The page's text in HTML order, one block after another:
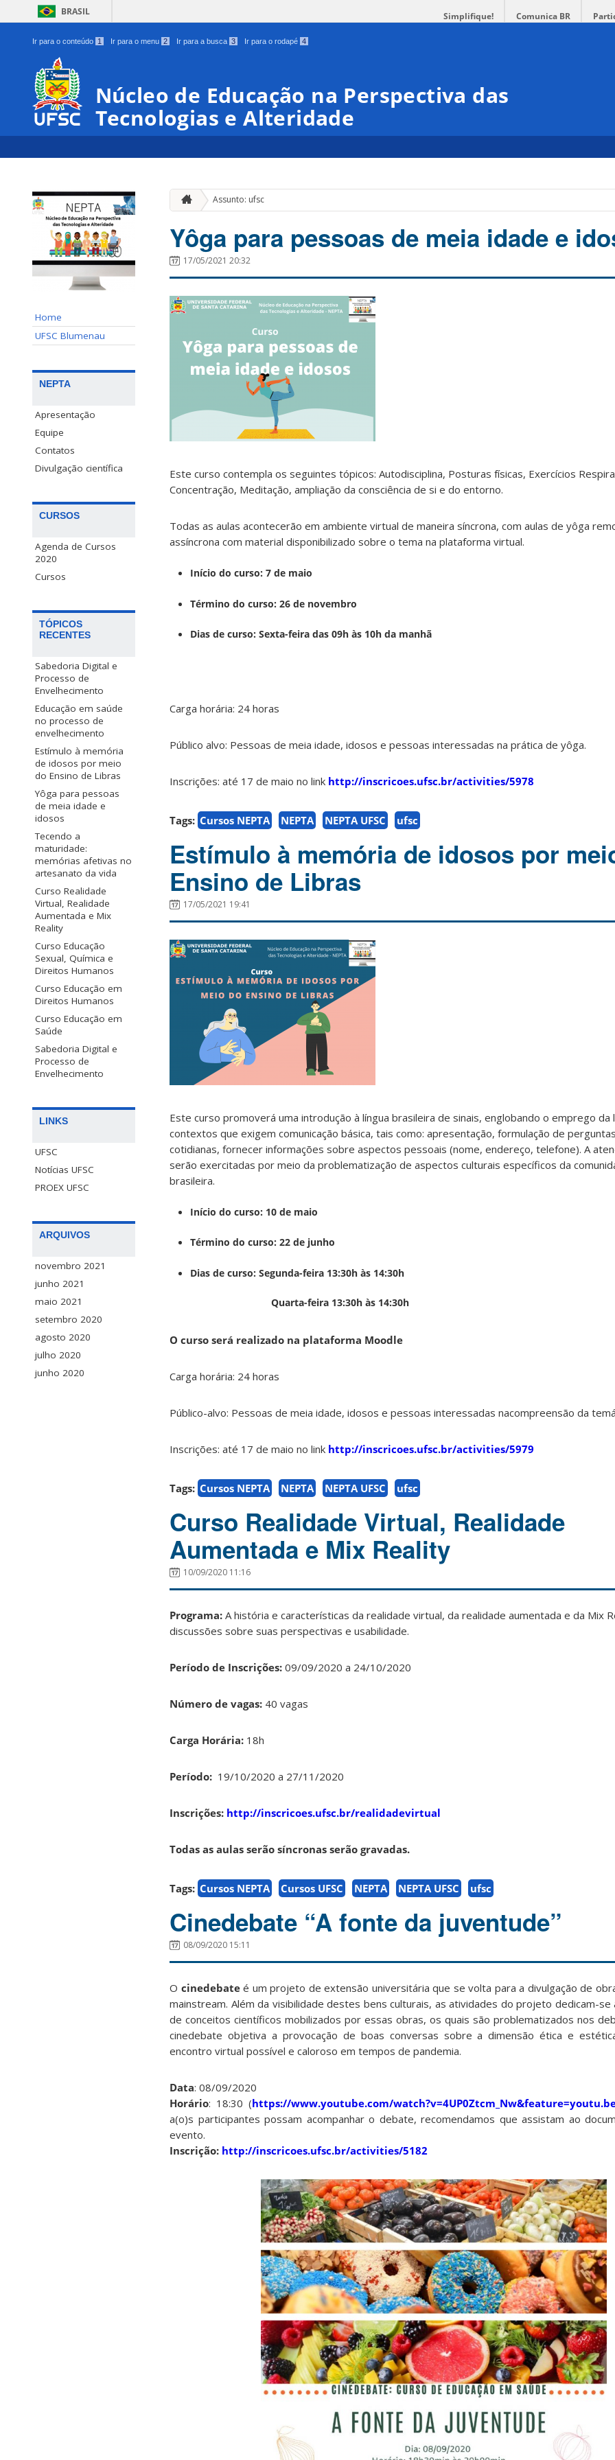
BRASIL Simplifique! Comunica BR
Ir para o conteúdo 1 Ir para o menu 2 Ir para a busca 3 Ir para o rodapé 4
Núcleo de Educação na Perspectiva das
Tecnologias e Alteridade
Home
UFSC Blumenau
NEPTA
Apresentação
Equipe
Contatos
Divulgação científica
CURSOS
Agenda de Cursos
2020
Cursos
TÓPICOS
RECENTES
Sabedoria Digital e
Processo de
Envelhecimento
Educação em saúde
no processo de
envelhecimento
Estímulo à memória
de idosos por meio
do Ensino de Libras
Yôga para pessoas
de meia idade e
idosos
Tecendo a
maturidade:
memórias afetivas no
artesanato da vida
Curso Realidade
Virtual, Realidade
Aumentada e Mix
Reality
Curso Educação
Sexual, Química e
Direitos Humanos
Curso Educação em
Direitos Humanos
Curso Educação em
Saúde
Sabedoria Digital e
Processo de
Envelhecimento
LINKS
UFSC
Notícias UFSC
PROEX UFSC
ARQUIVOS
novembro 2021
junho 2021
maio 2021
setembro 2020
agosto 2020
julho 2020
junho 2020
Assunto: ufsc
Yôga para pessoas de meia idade e
17/05/2021 20:32
Este curso contempla os seguintes tópicos: Autodisciplina, Posturas físicas, Exercícios
Concentração, Meditação, ampliação da consciência de si e do entorno.
Todas as aulas acontecerão em ambiente virtual de maneira síncrona, com aulas de yôga
assíncrona com material disponibilizado sobre o tema na plataforma virtual.
Início do curso: 7 de maio
Término do curso: 26 de novembro
Dias de curso: Sexta-feira das 09h às 10h da manhã
Carga horária: 24 horas
Público alvo: Pessoas de meia idade, idosos e pessoas interessadas na prática de yôga.
Inscrições: até 17 de maio no link http://inscricoes.ufsc.br/activities/5978
Tags: Cursos NEPTA NEPTA NEPTA UFSC ufsc
Estímulo à memória de idosos por
Ensino de Libras
17/05/2021 19:41
Este curso promoverá uma introdução à língua brasileira de sinais, englobando o emprego da
contextos que exigem comunicação básica, tais como: apresentação, formulação de
cotidianas, fornecer informações sobre aspectos pessoais (nome, endereço, telefone). A
serão exercitadas por meio da problematização de aspectos culturais específicos da
brasileira.
Início do curso: 10 de maio
Término do curso: 22 de junho
Dias de curso: Segunda-feira 13:30h às 14:30h
Quarta-feira 13:30h às 14:30h
O curso será realizado na plataforma Moodle
Carga horária: 24 horas
Público-alvo: Pessoas de meia idade, idosos e pessoas interessadas nacompreensão da
Inscrições: até 17 de maio no link http://inscricoes.ufsc.br/activities/5979
Tags: Cursos NEPTA NEPTA NEPTA UFSC ufsc
Curso Realidade Virtual, Realidade
Aumentada e Mix Reality
10/09/2020 11:16
Programa: A história e características da realidade virtual, da realidade aumentada e da Mix
discussões sobre suas perspectivas e usabilidade.
Período de Inscrições: 09/09/2020 a 24/10/2020
Número de vagas: 40 vagas
Carga Horária: 18h
Período: 19/10/2020 a 27/11/2020
Inscrições: http://inscricoes.ufsc.br/realidadevirtual
Todas as aulas serão síncronas serão gravadas.
Tags: Cursos NEPTA Cursos UFSC NEPTA NEPTA UFSC ufsc
Cinedebate “A fonte da juventude”
08/09/2020 15:11
O cinedebateé um projeto de extensão universitária que se volta para a divulgação de
mainstream. Além da visibilidade destes bens culturais, as atividades do projeto dedicam-se
de conceitos científicos mobilizados por essas obras, os quais são problematizados nos
cinedebate objetiva a provocação de boas conversas sobre a dimensão ética e
encontro virtual possível e caloroso em tempos de pandemia.
Data: 08/09/2020
Horário: 18:30 (https://www.youtube.com/
a(o)s participantes possam acompanhar o debate, recomendamos que assistam ao
evento.
Inscrição: http://inscricoes.ufsc.br/activities/5182